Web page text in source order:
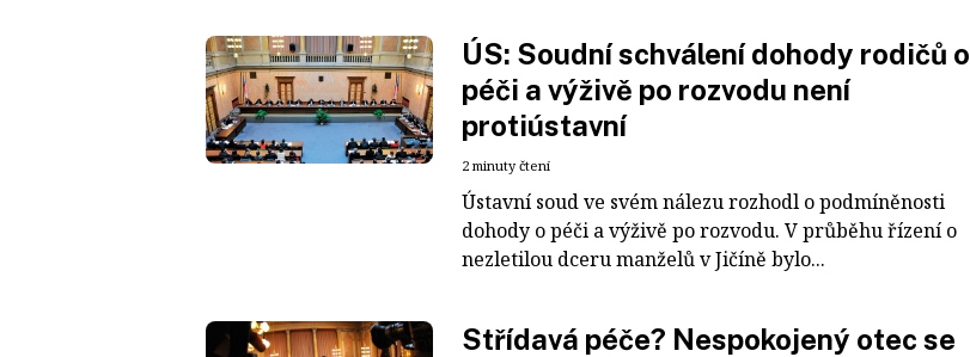
ÚS: Soudní schválení dohody rodičů o
péči a výživě po rozvodu není
protiústavní
2 minuty čtení
Ústavní soud ve svém nálezu rozhodl o podmíněnosti
dohody o péči a výživě po rozvodu. V průběhu řízení o
nezletilou dceru manželů v Jičíně bylo...
Střídavá péče? Nespokojený otec se